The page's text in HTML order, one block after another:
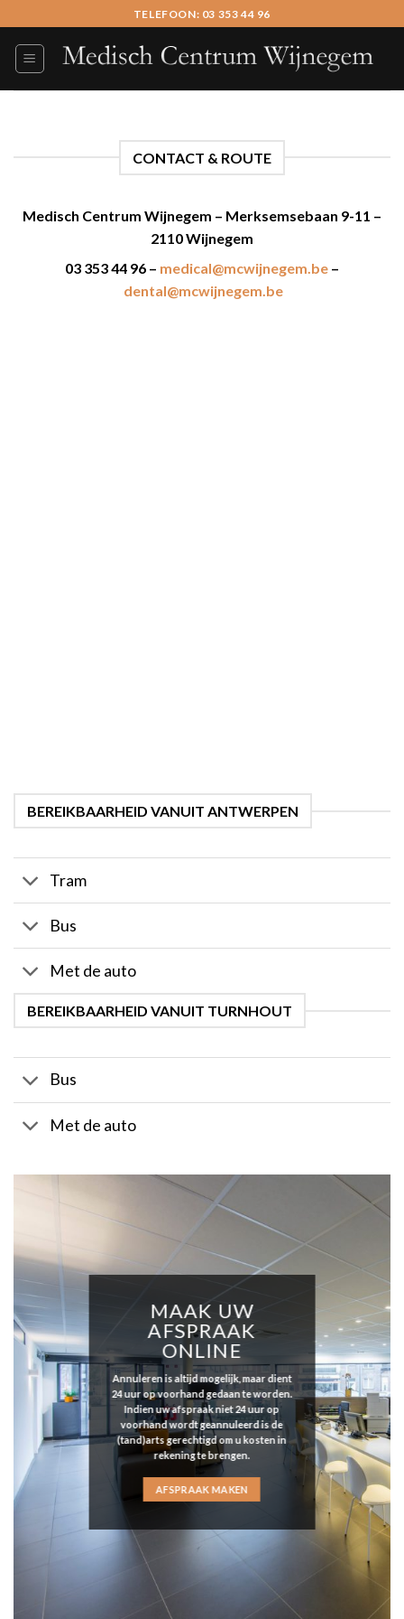
to
content
TELEFOON: 03 353 44 96
CONTACT & ROUTE
Medisch Centrum Wijnegem – Merksemsebaan 9-11 –
2110 Wijnegem
03 353 44 96 – medical@mcwijnegem.be –
dental@mcwijnegem.be
BEREIKBAARHEID VANUIT ANTWERPEN
Tram
Bus
Met de auto
BEREIKBAARHEID VANUIT TURNHOUT
Bus
Met de auto
MAAK UW
AFSPRAAK
ONLINE
Annuleren is altijd mogelijk, maar dient
24 uur op voorhand gedaan te worden.
Indien uw afspraak niet 24 uur op
voorhand wordt geannuleerd is de
(tand)arts gerechtigd om u kosten in
rekening te brengen.
AFSPRAAK MAKEN